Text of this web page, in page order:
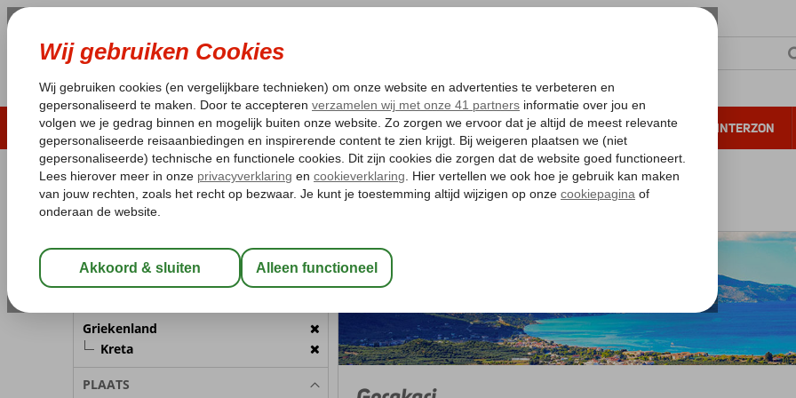
LAST MINUTE ZOMER 2026 ZONVAKANTIE VERRE REIZEN ALL INCLUSIVE WINTERZON
Pakketgarantie Laagsteprijsgarantie* Gratis annuleren*
REISGEZELSCHAP
Wijzig Reisgezelschap
Griekenland
Kreta
PLAATS